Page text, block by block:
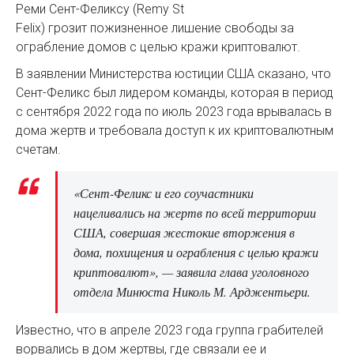
Реми Сент-Феликсу (Remy St
Felix) грозит пожизненное лишение свободы за
ограбление домов с целью кражи криптовалют.
В заявлении Министерства юстиции США сказано, что
Сент-Феликс был лидером команды, которая в период
с сентября 2022 года по июль 2023 года врывалась в
дома жертв и требовала доступ к их криптовалютным
счетам.
«Сент-Феликс и его соучастники
нацеливались на жертв по всей территории
США, совершая жестокие вторжения в
дома, похищения и ограбления с целью кражи
криптовалют», — заявила глава уголовного
отдела Минюста Николь М. Арджентьери.
Известно, что в апреле 2023 года группа грабителей
ворвались в дом жертвы, где связали ее и